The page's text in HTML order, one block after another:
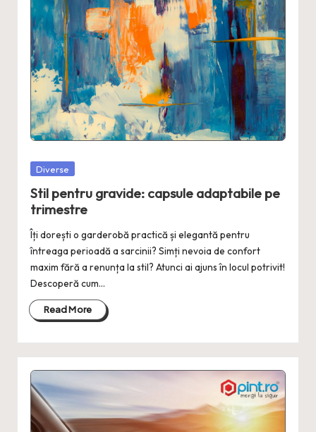
Posted
Diverse
Stil pentru gravide: capsule adaptabile pe
trimestre
Îți dorești o garderobă practică și elegantă pentru
întreaga perioadă a sarcinii? Simți nevoia de confort
maxim fără a renunța la stil? Atunci ai ajuns în locul potrivit!
Descoperă cum…
Read More